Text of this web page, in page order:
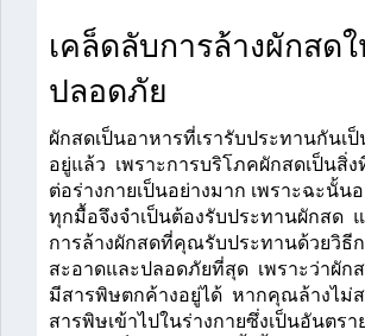
เคล็ดลับการล้างผักสด
ปลอดภัย
ผักสดเป็นอาหารที่เรารับประทานกันเ
อยู่แล้ว  เพราะการบริโภคผักสดเป็นสิ่
ต่อร่างกายเป็นอย่างมาก เพราะฉะนั้น
ทุกมื้อจึงจำเป็นต้องรับประทานผักสด
การล้างผักสดที่คุณรับประทานด้วยวิธีก
สะอาดและปลอดภัยที่สุด  เพราะว่าผั
มีสารพิษตกค้างอยู่ได้  หากคุณล้างไม่
สารพิษเข้าไปในร่างกายซึ่งเป็นอันตร